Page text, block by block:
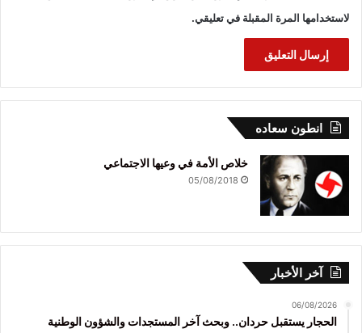
لاستخدامها المرة المقبلة في تعليقي.
انطون سعاده
خلاص الأمة في وعيها الاجتماعي
05/08/2018
آخر الأخبار
06/08/2026
الحجار يستقبل حردان.. وبحث آخر المستجدات والشؤون الوطنية